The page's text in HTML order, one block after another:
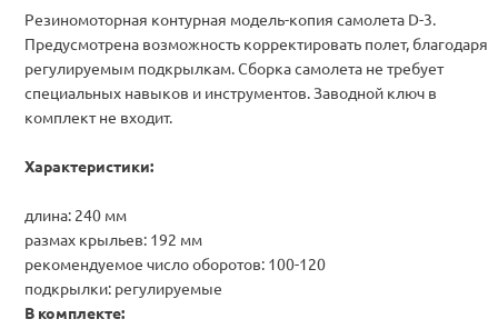
Резиномоторная контурная модель-копия самолета D-3.
Предусмотрена возможность корректировать полет, благодаря
регулируемым подкрылкам. Сборка самолета не требует
специальных навыков и инструментов. Заводной ключ в
комплект не входит.
Характеристики:
длина: 240 мм
размах крыльев: 192 мм
рекомендуемое число оборотов: 100-120
подкрылки: регулируемые
В комплекте: